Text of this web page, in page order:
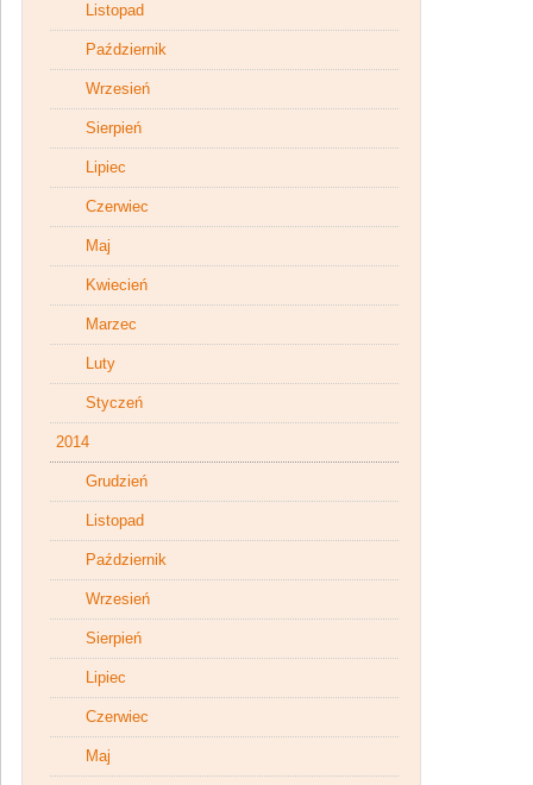
Listopad
Październik
Wrzesień
Sierpień
Lipiec
Czerwiec
Maj
Kwiecień
Marzec
Luty
Styczeń
2014
Grudzień
Listopad
Październik
Wrzesień
Sierpień
Lipiec
Czerwiec
Maj